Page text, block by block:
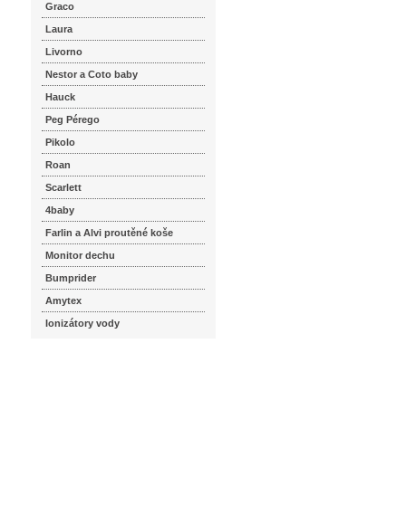
Graco
Laura
Livorno
Nestor a Coto baby
Hauck
Peg Pérego
Pikolo
Roan
Scarlett
4baby
Farlin a Alvi proutěné koše
Monitor dechu
Bumprider
Amytex
Ionizátory vody